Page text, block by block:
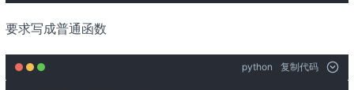
要求写成普通函数
python 复制代码